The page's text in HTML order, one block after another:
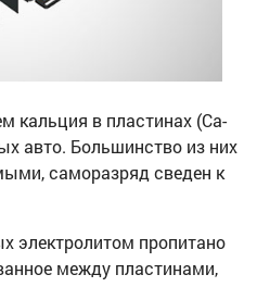
кальция в пластинах (Са-
авто. Большинство из них
саморазряд сведен к
электролитом пропитано
между пластинами,